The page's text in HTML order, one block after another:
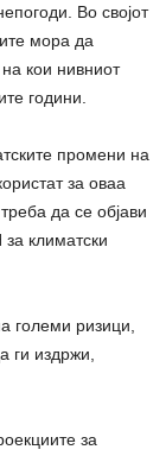
Во својот
мора да
кои нивниот
години.
промени на
за оваа
да се објави
климатски
големи ризици,
ги издржи,
за